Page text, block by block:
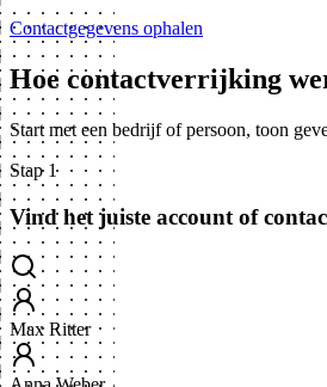
Contactgegevens ophalen
Hoe contactverrijking
Start met een bedrijf of persoon, toon
Stap 1
Vind het juiste account of
Max Ritter